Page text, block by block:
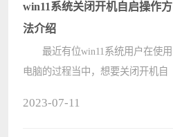
win11系统关闭开机自启操作方
法介绍
最近有位win11系统用户在使用
电脑的过程当中，想要关闭开机自
2023-07-11